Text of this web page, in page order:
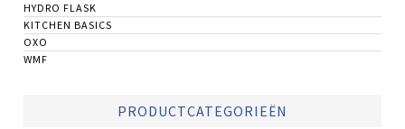
HYDRO FLASK
KITCHEN BASICS
OXO
WMF
PRODUCTCATEGORIEËN